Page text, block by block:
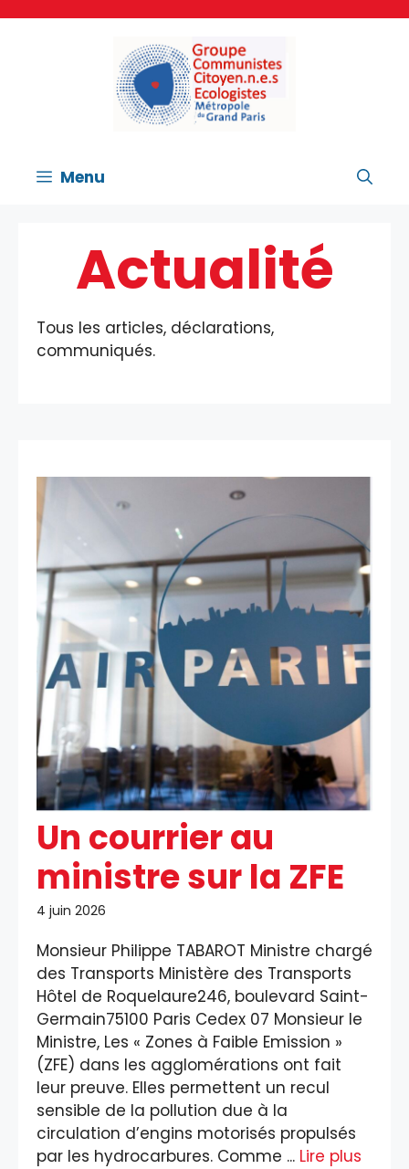
Menu
Actualité
Tous les articles, déclarations,
communiqués.
Un courrier au
ministre sur la ZFE
4 juin 2026
Monsieur Philippe TABAROT Ministre chargé
des Transports Ministère des Transports
Hôtel de Roquelaure246, boulevard Saint-
Germain75100 Paris Cedex 07 Monsieur le
Ministre, Les « Zones à Faible Emission »
(ZFE) dans les agglomérations ont fait
leur preuve. Elles permettent un recul
sensible de la pollution due à la
circulation d’engins motorisés propulsés
par les hydrocarbures. Comme ... Lire plus